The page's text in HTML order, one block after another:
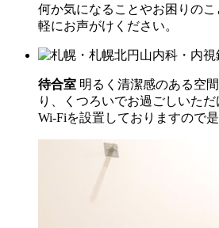
何か気になることやお困りの
軽にお声がけください。
待合室 明るく清潔感のある空
り、くつろいでお過ごしいた
Wi-Fiを設置しておりますので